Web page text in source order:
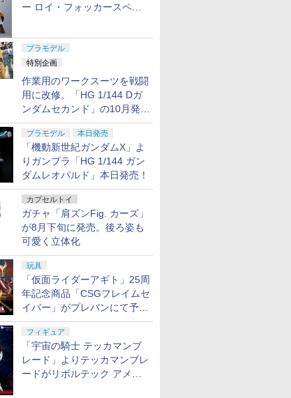
ー ロイ・フォッカースペシ
プラモデル
特別企画
作業用のワークスーツを戦闘
用に改修。「HG 1/144 Dガ
ンダムセカンド」の10月発送
分が予約受付中【ガンダムベ
ース撮り下ろし】
プラモデル 本日発売
「機動新世紀ガンダムX」よ
りガンプラ「HG 1/144 ガン
ダムレオパルド」本日発売！
カプセルトイ
ガチャ「肩ズンFig. カーズ」
が8月下旬に発売。後ろ姿も
可愛く立体化
玩具
「仮面ライダーアギト」25周
年記念商品「CSGフレイムセ
イバー」がプレバンにて予約
開始
フィギュア
「宇宙の騎士 テッカマンブ
レード」よりテッカマンブレ
ードがリボルテック アメイ